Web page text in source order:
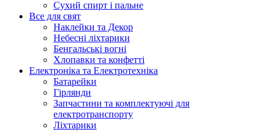
Сухий спирт і пальне
Все для свят
Наклейки та Декор
Небесні ліхтарики
Бенгальські вогні
Хлопавки та конфетті
Електроніка та Електротехніка
Батарейки
Гірлянди
Запчастини та комплектуючі для
електротранспорту
Ліхтарики